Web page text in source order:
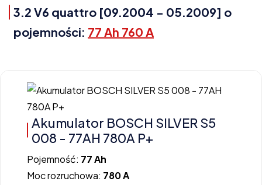
3.2 V6 quattro [09.2004 - 05.2009] o
pojemności: 77 Ah 760 A
Akumulator BOSCH SILVER S5
008 - 77AH 780A P+
Pojemność: 77 Ah
Moc rozruchowa: 780 A